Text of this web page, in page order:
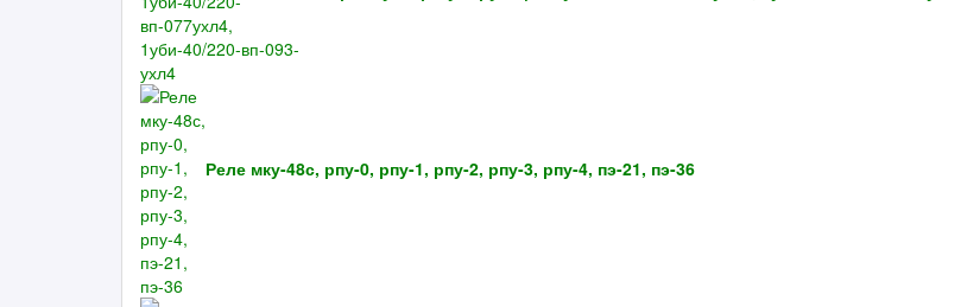
Реле мку-48с, рпу-0, рпу-1, рпу-2, рпу-3, рпу-4, пэ-21, пэ-36